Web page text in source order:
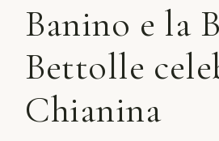
Banino e la
Bettolle
Chianina